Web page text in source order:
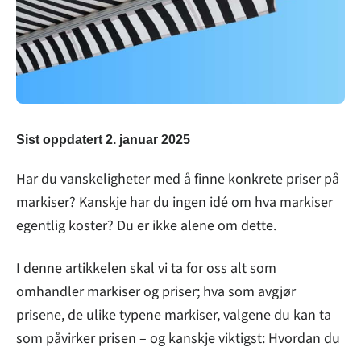
Sist oppdatert 2. januar 2025
Har du vanskeligheter med å finne konkrete priser på
markiser? Kanskje har du ingen idé om hva markiser
egentlig koster? Du er ikke alene om dette.
I denne artikkelen skal vi ta for oss alt som
omhandler markiser og priser; hva som avgjør
prisene, de ulike typene markiser, valgene du kan ta
som påvirker prisen – og kanskje viktigst: Hvordan du